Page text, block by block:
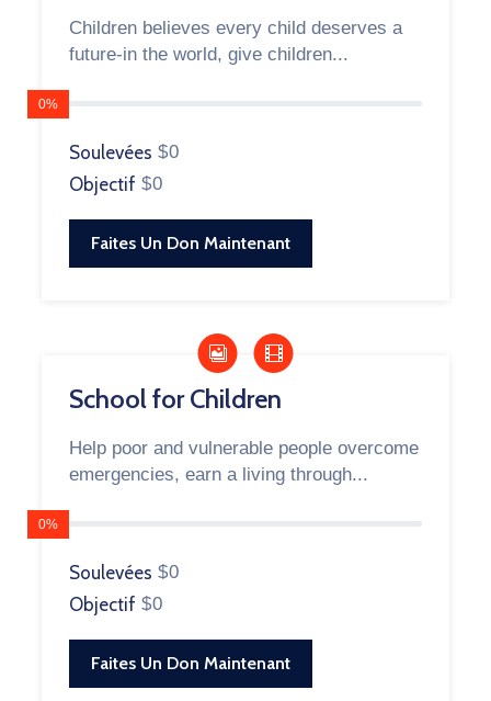
Children believes every child deserves a
future-in the world, give children...
0%
Soulevées $0
Objectif $0
Faites Un Don Maintenant
School for Children
Help poor and vulnerable people overcome
emergencies, earn a living through...
0%
Soulevées $0
Objectif $0
Faites Un Don Maintenant